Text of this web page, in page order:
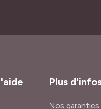
Plus d'infos
Nos garanties